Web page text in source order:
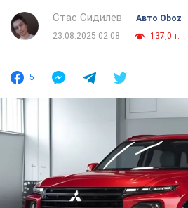
Стас Сидилев
Авто Oboz
23.08.2025 02:08
137,0 т.
5